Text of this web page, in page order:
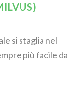
si staglia nel
più facile da